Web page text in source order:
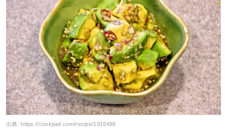
出典: https://cookpad.com/recipe/1919499